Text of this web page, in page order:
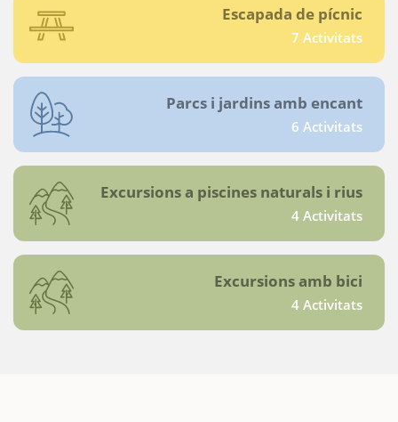
Escapada de pícnic
7 Activitats
Parcs i jardins amb encant
6 Activitats
Excursions a piscines naturals i rius
4 Activitats
Excursions amb bici
4 Activitats